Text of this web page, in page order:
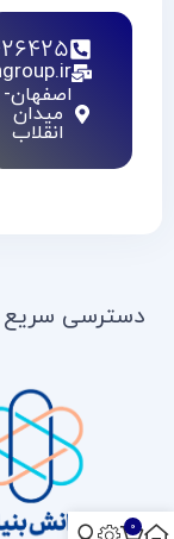
اصفهان-
میدان
انقلاب
دسترسی سریع
0